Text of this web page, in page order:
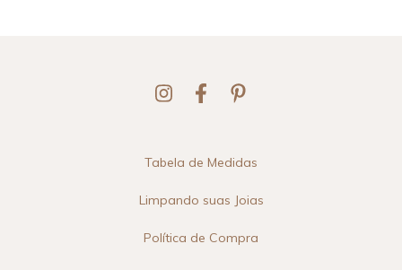
Tabela de Medidas
Limpando suas Joias
Política de Compra